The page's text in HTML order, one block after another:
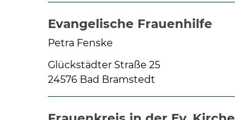
Evangelische Frauenhilfe
Petra Fenske
Glückstädter Straße 25
24576 Bad Bramstedt